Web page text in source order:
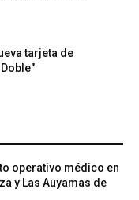
tarjeta de
operativo médico en
y Las Auyamas de